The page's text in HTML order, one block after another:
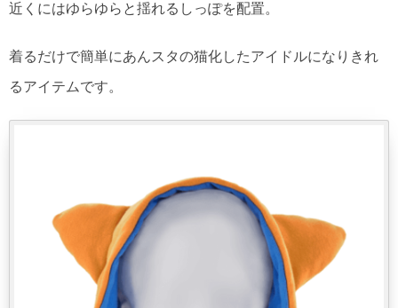
近くにはゆらゆらと揺れるしっぽを配置。
着るだけで簡単にあんスタの猫化したアイドルになりきれ
るアイテムです。